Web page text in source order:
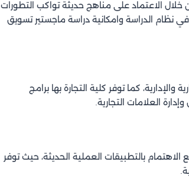
خلال الاعتماد على مناهج حديثة تواكب التطورات
نظام الدراسة وامكانية دراسة ماجستير تسويق
كما توفر كلية التجارة بها برامج
العلامات التجارية.
بالتطبيقات العملية الحديثة، حيث توفر